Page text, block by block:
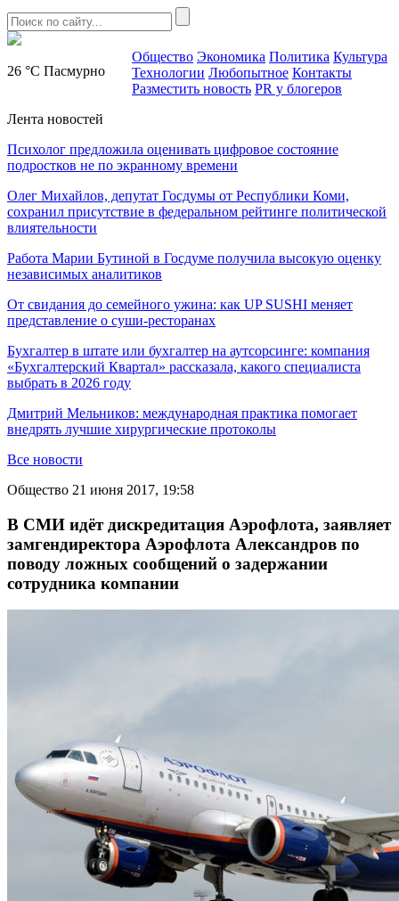
26 °C Пасмурно
Общество Экономика Политика Культура
Технологии Любопытное Контакты
Разместить новость PR у блогеров
Лента новостей
Психолог предложила оценивать цифровое состояние
подростков не по экранному времени
Олег Михайлов, депутат Госдумы от Республики Коми,
сохранил присутствие в федеральном рейтинге политической
влиятельности
Работа Марии Бутиной в Госдуме получила высокую оценку
независимых аналитиков
От свидания до семейного ужина: как UP SUSHI меняет
представление о суши-ресторанах
Бухгалтер в штате или бухгалтер на аутсорсинге: компания
«Бухгалтерский Квартал» рассказала, какого специалиста
выбрать в 2026 году
Дмитрий Мельников: международная практика помогает
внедрять лучшие хирургические протоколы
Все новости
Общество 21 июня 2017, 19:58
В СМИ идёт дискредитация Аэрофлота, заявляет
замгендиректора Аэрофлота Александров по
поводу ложных сообщений о задержании
сотрудника компании